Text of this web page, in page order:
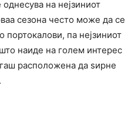
на нејзиниот
сезона често може да се
портокалови, па нејзиниот
наиде на голем интерес
расположена да ѕирне